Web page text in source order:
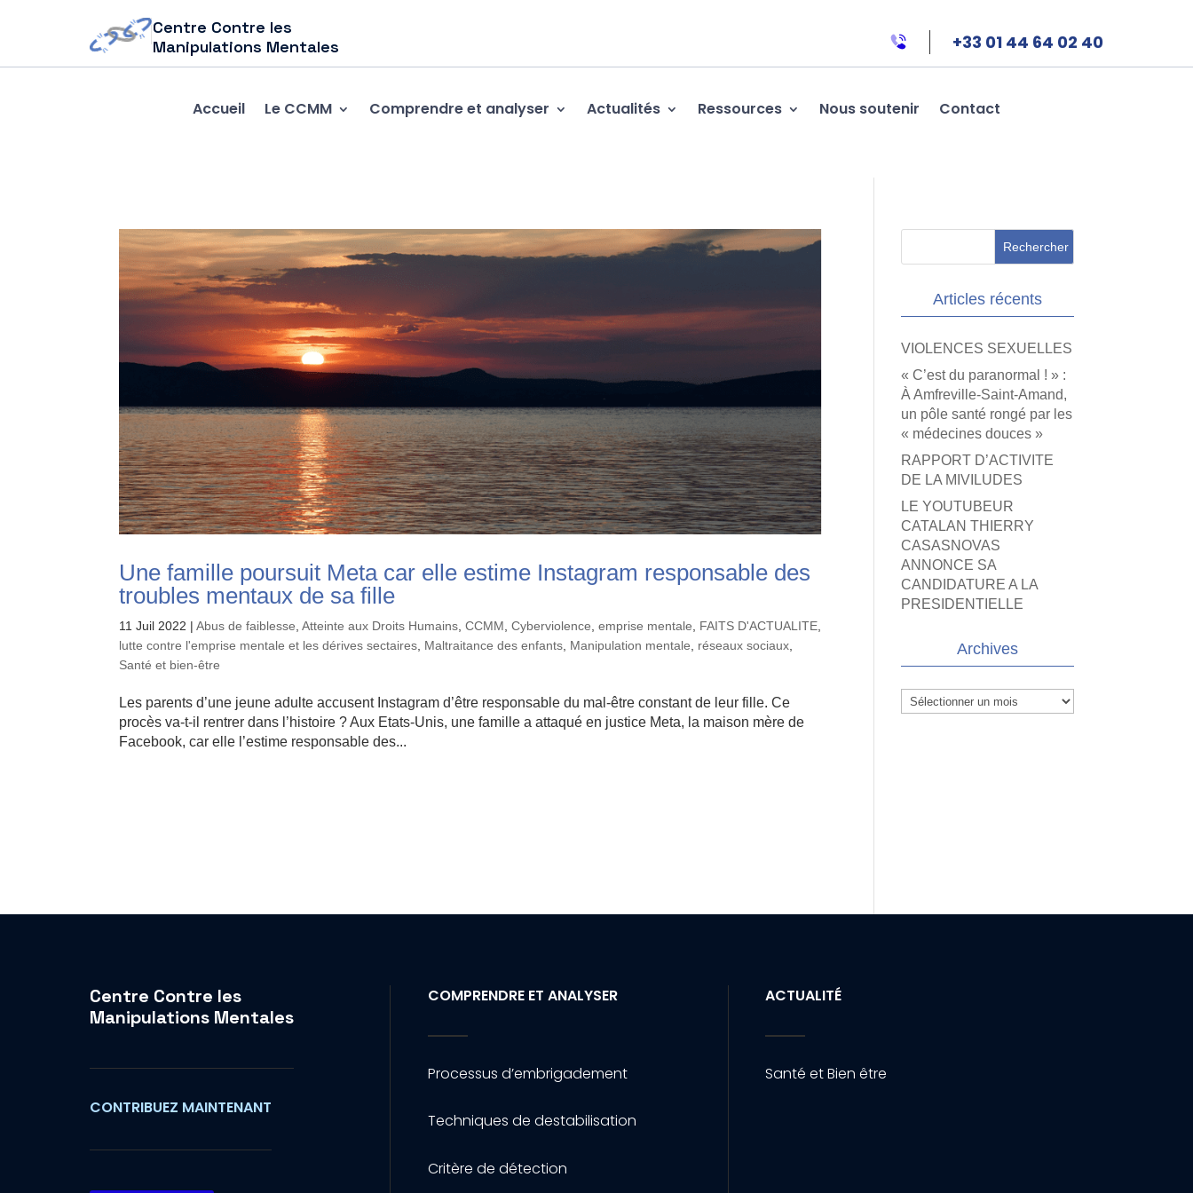
Centre Contre les
Manipulations Mentales
+33 01 44 64 02 40
Accueil Le CCMM Comprendre et analyser Actualités Ressources Nous soutenir Contact
Une famille poursuit Meta car elle estime Instagram responsable des
troubles mentaux de sa fille
11 Juil 2022 |Abus de faiblesse ,Atteinte aux Droits Humains ,CCMM ,Cyberviolence ,emprise mentale FAITS D'ACTUALITE
lutte contre l'emprise mentale et les dérives sectaires Maltraitance des enfants Manipulation mentale réseaux sociaux
Santé et bien-être
Les parents d’une jeune adulte accusent Instagram d’être responsable du mal-être constant de leur fille. Ce
procès va-t-il rentrer dans l’histoire ? Aux Etats-Unis, une famille a attaqué en justice Meta, la maison mère de
Facebook, car elle l’estime responsable des...
Articles récents
VIOLENCES SEXUELLES
« C’est du paranormal ! » :
À Amfreville-Saint-Amand,
un pôle santé rongé par les
« médecines douces »
RAPPORT D’ACTIVITE
DE LA MIVILUDES
LE YOUTUBEUR
CATALAN THIERRY
CASASNOVAS
ANNONCE SA
CANDIDATURE A LA
PRESIDENTIELLE
Archives
Archives
Centre Contre les
Manipulations Mentales
CONTRIBUEZ MAINTENANT
COMPRENDRE ET ANALYSER
Processus d’embrigadement
Techniques de destabilisation
Critère de détection
ACTUALITÉ
Santé et Bien être